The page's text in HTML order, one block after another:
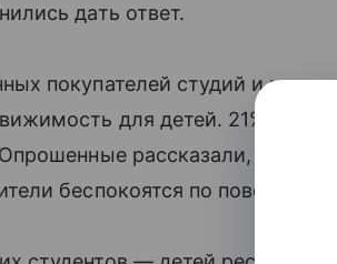
дать ответ.
покупателей студий и
для детей. 21% из
рассказали, что
беспокоятся по поводу